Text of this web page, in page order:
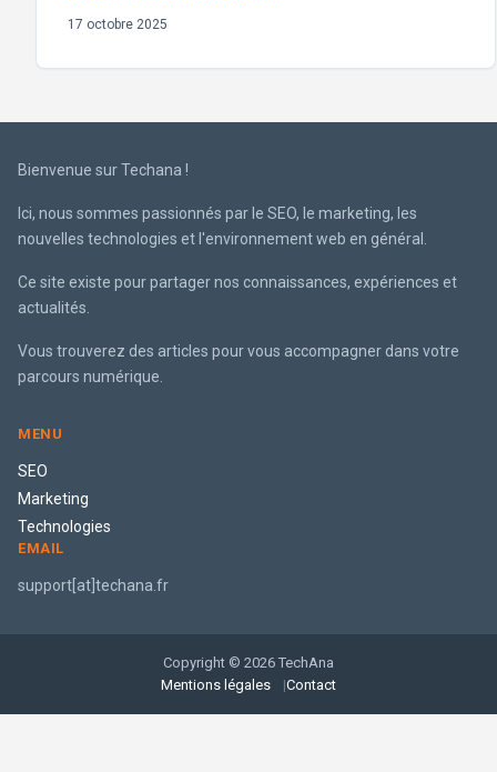
17 octobre 2025
Bienvenue sur Techana !
Ici, nous sommes passionnés par le SEO, le marketing, les
nouvelles technologies et l'environnement web en général.
Ce site existe pour partager nos connaissances, expériences et
actualités.
Vous trouverez des articles pour vous accompagner dans votre
parcours numérique.
MENU
SEO
Marketing
Technologies
EMAIL
support[at]techana.fr
Copyright © 2026 TechAna
Mentions légales
Contact